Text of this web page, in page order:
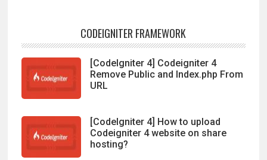
CODEIGNITER FRAMEWORK
[CodeIgniter 4] Codeigniter 4
Remove Public and Index.php From
URL
[CodeIgniter 4] How to upload
Codeigniter 4 website on share
hosting?